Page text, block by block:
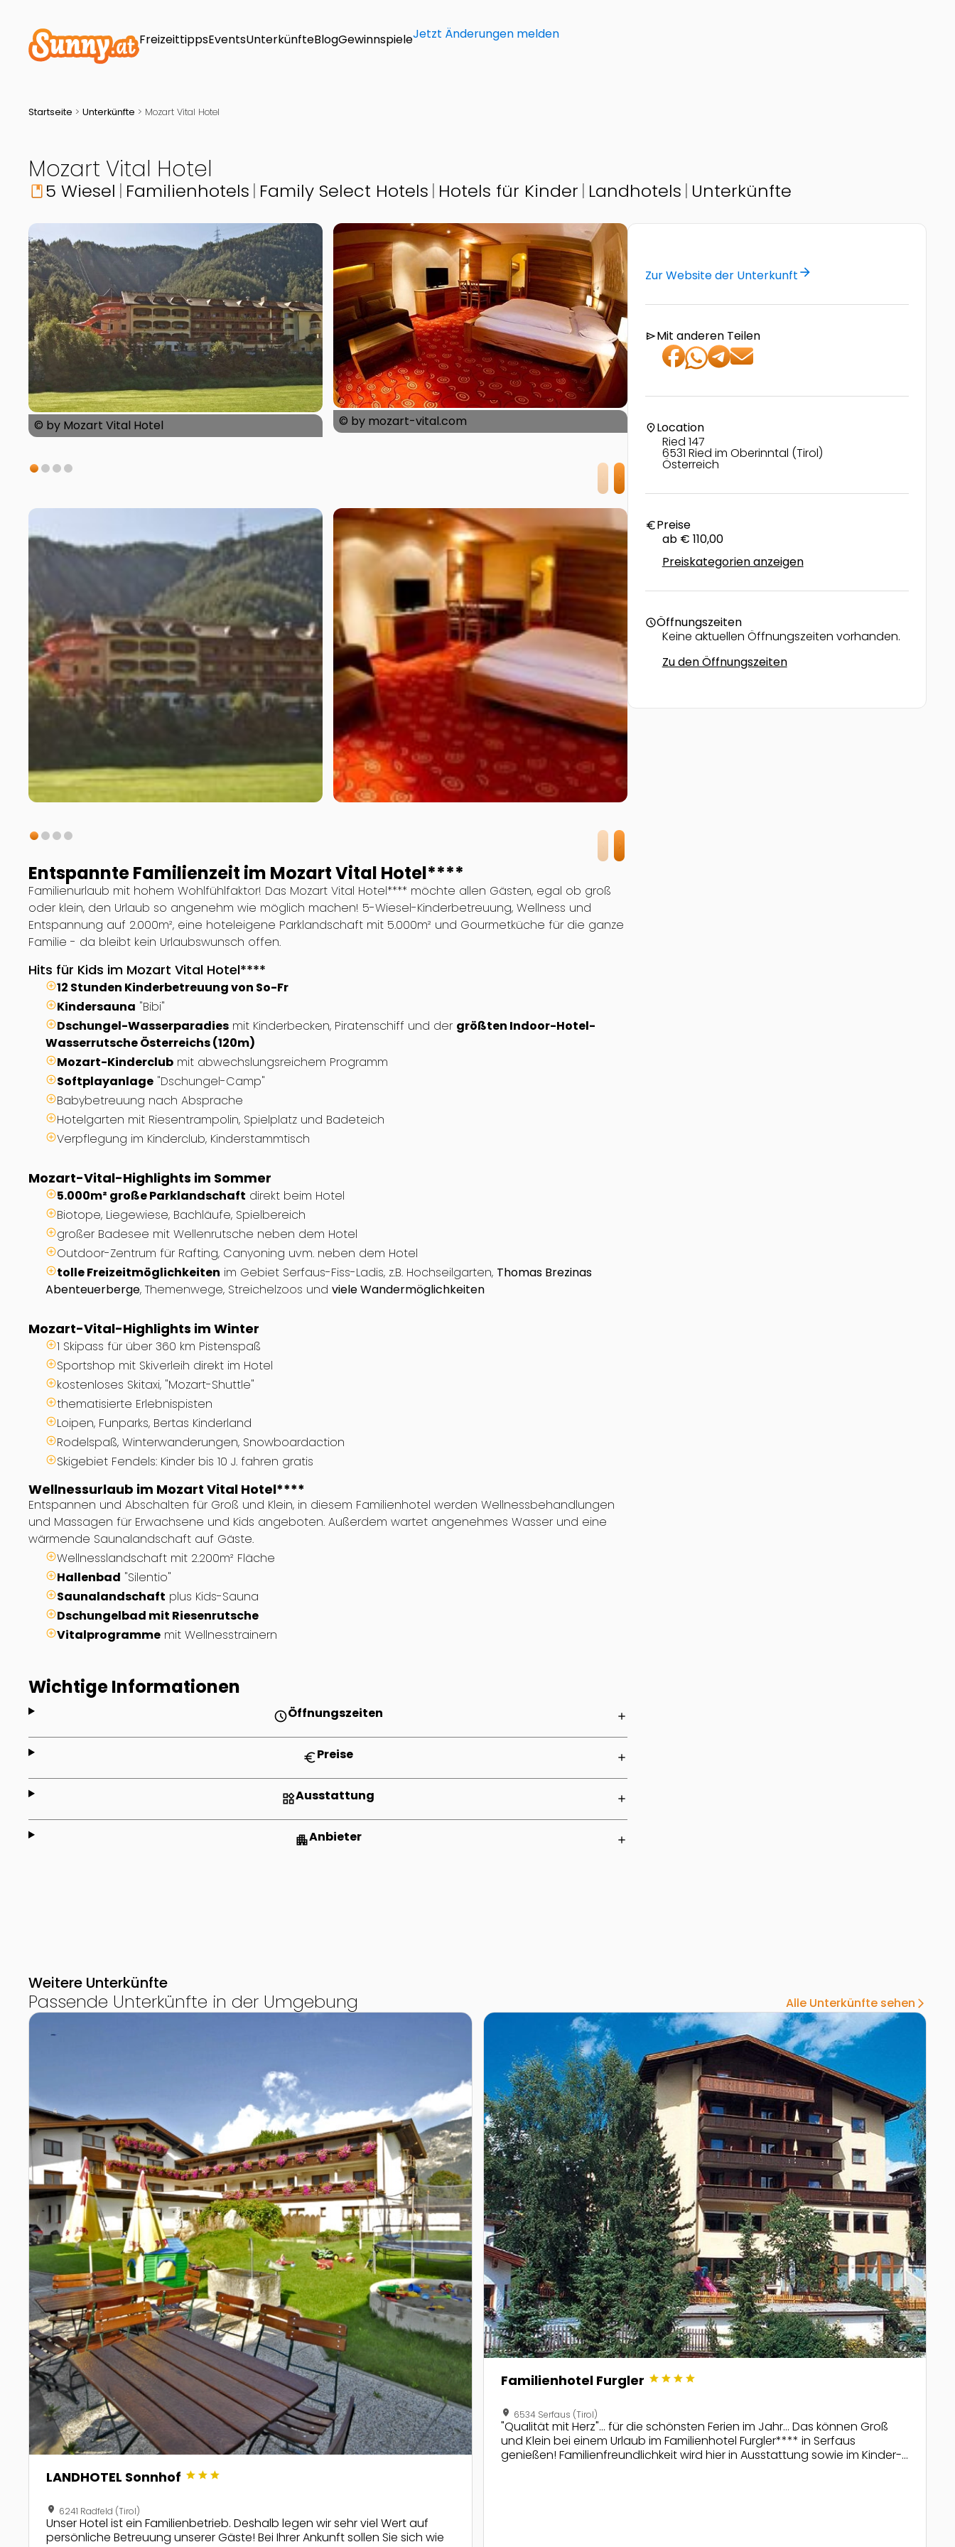
FreizeittippsEventsUnterkünfteBlogGewinnspieleJetzt Änderungen melden
Startseite > Unterkünfte > Mozart Vital Hotel
Mozart Vital Hotel
book5 Wiesel Familienhotels Family Select Hotels Hotels für Kinder Landhotels Unterkünfte
© by Mozart Vital Hotel © by mozart-vital.com
Entspannte Familienzeit im Mozart Vital Hotel****
Familienurlaub mit hohem Wohlfühlfaktor! Das Mozart Vital Hotel**** möchte allen Gästen, egal ob groß
oder klein, den Urlaub so angenehm wie möglich machen! 5-Wiesel-Kinderbetreuung, Wellness und
Entspannung auf 2.000m², eine hoteleigene Parklandschaft mit 5.000m² und Gourmetküche für die ganze
Familie - da bleibt kein Urlaubswunsch offen.
Hits für Kids im Mozart Vital Hotel****
12 Stunden Kinderbetreuung von So-Fr
Kindersauna "Bibi"
Dschungel-Wasserparadies mit Kinderbecken, Piratenschiff und der größten Indoor-Hotel-
Wasserrutsche Österreichs (120m)
Mozart-Kinderclub mit abwechslungsreichem Programm
Softplayanlage "Dschungel-Camp"
Babybetreuung nach Absprache
Hotelgarten mit Riesentrampolin, Spielplatz und Badeteich
Verpflegung im Kinderclub, Kinderstammtisch
Mozart-Vital-Highlights im Sommer
5.000m² große Parklandschaft direkt beim Hotel
Biotope, Liegewiese, Bachläufe, Spielbereich
großer Badesee mit Wellenrutsche neben dem Hotel
Outdoor-Zentrum für Rafting, Canyoning uvm. neben dem Hotel
tolle Freizeitmöglichkeiten im Gebiet Serfaus-Fiss-Ladis, z.B. Hochseilgarten, Thomas Brezinas
Abenteuerberge, Themenwege, Streichelzoos und viele Wandermöglichkeiten
Mozart-Vital-Highlights im Winter
1 Skipass für über 360 km Pistenspaß
Sportshop mit Skiverleih direkt im Hotel
kostenloses Skitaxi, "Mozart-Shuttle"
thematisierte Erlebnispisten
Loipen, Funparks, Bertas Kinderland
Rodelspaß, Winterwanderungen, Snowboardaction
Skigebiet Fendels: Kinder bis 10 J. fahren gratis
Wellnessurlaub im Mozart Vital Hotel****
Entspannen und Abschalten für Groß und Klein, in diesem Familienhotel werden Wellnessbehandlungen
und Massagen für Erwachsene und Kids angeboten. Außerdem wartet angenehmes Wasser und eine
wärmende Saunalandschaft auf Gäste.
Wellnesslandschaft mit 2.200m² Fläche
Hallenbad "Silentio"
Saunalandschaft plus Kids-Sauna
Dschungelbad mit Riesenrutsche
Vitalprogramme mit Wellnesstrainern
Wichtige Informationen
scheduleÖffnungszeiten add
euroPreise add
widgetsAusstattung add
apartmentAnbieter add
Zur Website der Unterkunftarrow_forward
sendMit anderen Teilen
location_onLocation
Ried 147
6531 Ried im Oberinntal (Tirol)
Österreich
euroPreise
ab € 110,00
Preiskategorien anzeigen
scheduleÖffnungszeiten
Keine aktuellen Öffnungszeiten vorhanden.
Zu den Öffnungszeiten
Weitere Unterkünfte
Passende Unterkünfte in der Umgebung Alle Unterkünfte sehen arrow_forward_ios
Zur Detailseite von LANDHOTEL Sonnhof
LANDHOTEL Sonnhof starstarstar
location_on 6241 Radfeld (Tirol)
Unser Hotel ist ein Familienbetrieb. Deshalb legen wir sehr viel Wert auf
persönliche Betreuung unserer Gäste! Bei Ihrer Ankunft sollen Sie sich wie
Zur Detailseite von Familienhotel Furgler
Familienhotel Furgler starstarstarstar
location_on 6534 Serfaus (Tirol)
"Qualität mit Herz"... für die schönsten Ferien im Jahr... Das können Groß
und Klein bei einem Urlaub im Familienhotel Furgler**** in Serfaus
genießen! Familienfreundlichkeit wird hier in Ausstattung sowie im Kinder-